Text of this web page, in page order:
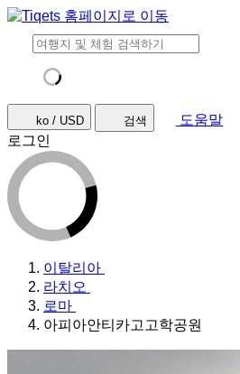
ko / USD 검색
도움말
로그인
이탈리아
라치오
로마
아피아안티카고고학공원